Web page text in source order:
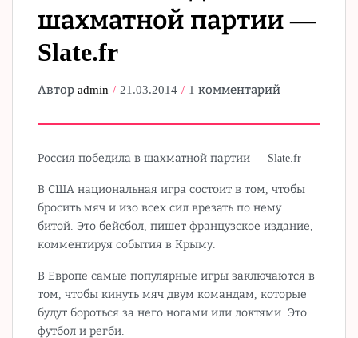
шахматной партии —
Slate.fr
Авторadmin 21.03.2014 1 комментарий
Россия победила в шахматной партии — Slate.fr
В США национальная игра состоит в том, чтобы
бросить мяч и изо всех сил врезать по нему
битой. Это бейсбол, пишет французское издание,
комментируя события в Крыму.
В Европе самые популярные игры заключаются в
том, чтобы кинуть мяч двум командам, которые
будут бороться за него ногами или локтями. Это
футбол и регби.